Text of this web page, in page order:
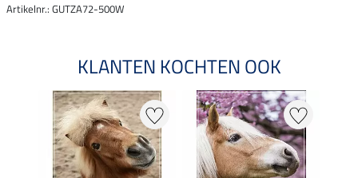
Artikelnr.: GUTZA72-500W
KLANTEN KOCHTEN OOK